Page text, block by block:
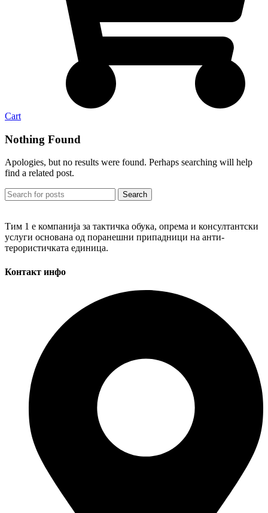
Cart
Nothing Found
Apologies, but no results were found. Perhaps searching will help
find a related post.
Search
Tим 1 е компанија за тактичка обука, опрема и консултантски
услуги основана од поранешни припадници на анти-
терористичката единица.
Контакт инфо